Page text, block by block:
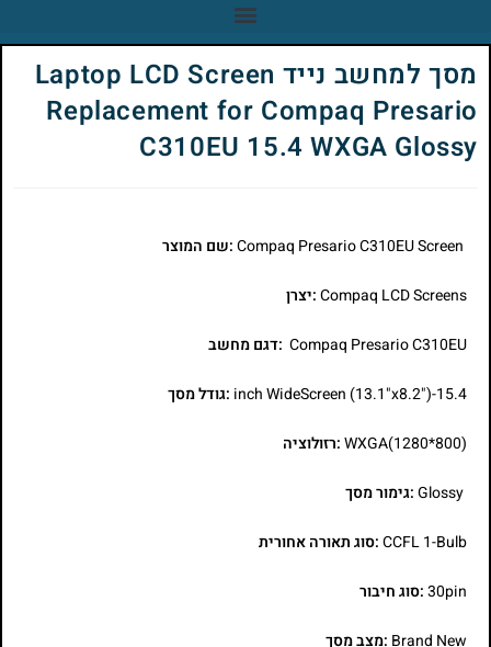
מסך למחשב נייד Laptop LCD Screen
Replacement for Compaq Presario
C310EU 15.4 WXGA Glossy
:שם המוצר
Compaq LCD Screens:יצרן
Compaq Presario C310EU :דגם מחשב
15.4-inch WideScreen (13.1"x8.2") :גודל מסך
WXGA(1280*800):רזולוציה
Glossy:גימור מסך
CCFL 1-Bulb:סוג תאורה אחורית
30pin:סוג חיבור
Brand New :מצב מסך